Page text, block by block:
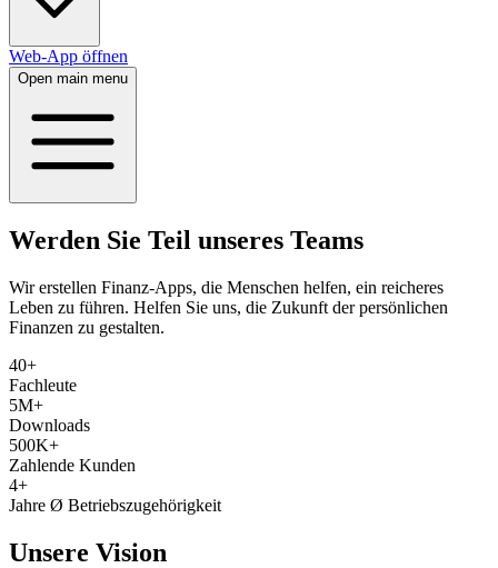
Web-App öffnen
Open main menu
Werden Sie Teil unseres Teams
Wir erstellen Finanz-Apps, die Menschen helfen, ein reicheres
Leben zu führen. Helfen Sie uns, die Zukunft der persönlichen
Finanzen zu gestalten.
40+
Fachleute
5M+
Downloads
500K+
Zahlende Kunden
4+
Jahre Ø Betriebszugehörigkeit
Unsere Vision